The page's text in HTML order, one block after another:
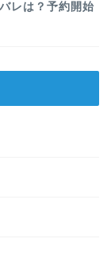
レは？予約開始